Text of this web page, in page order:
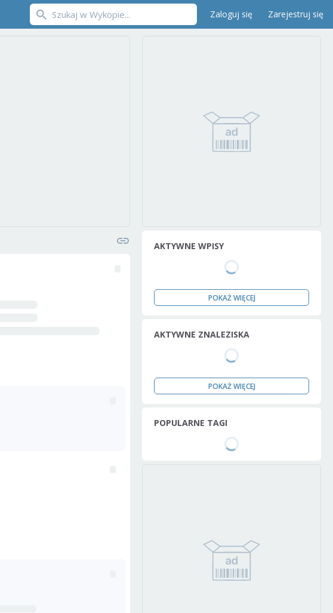
Zaloguj się Zarejestruj się
AKTYWNE WPISY
POKAŻ WIĘCEJ
AKTYWNE ZNALEZISKA
POKAŻ WIĘCEJ
POPULARNE TAGI